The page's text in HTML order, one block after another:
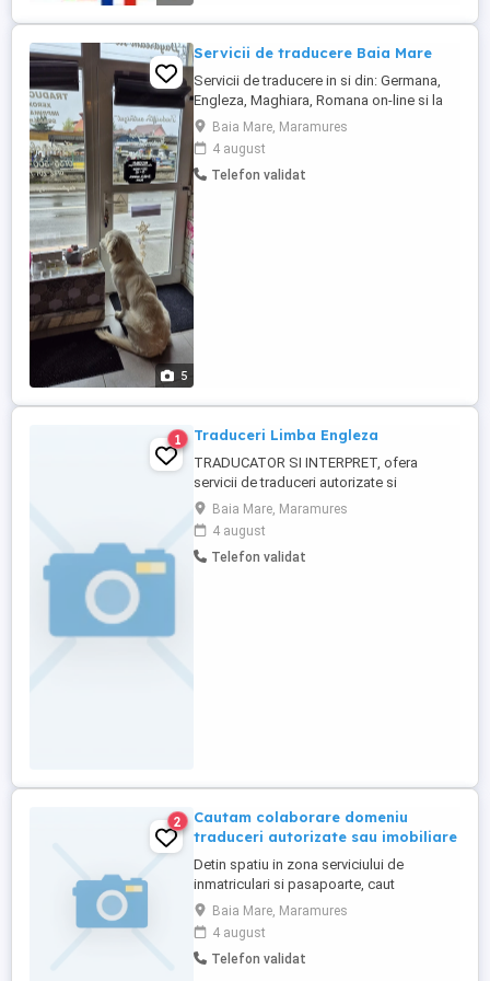
5
Servicii de traducere Baia Mare
Servicii de traducere in si din: Germana,
Engleza, Maghiara, Romana on-line si la
sediul din Baia Mare Servicii de traducere
in si din: Franceza, Spaniola, Italiana,
Olandeza, Ceha, Slovaca, Slovena, Rusa,
Sarba, Araba, Ebraica, doar la sediul
Baia Mare, Maramures
4 august
Telefon validat
1 Traduceri Limba Engleza
TRADUCATOR SI INTERPRET, ofera
servicii de traduceri autorizate si
interpretariat in/din LIMBA ENGLEZA din
urmatoarele domenii: administrativ, tehnic,
psihologie, relatii internationale,
sociologie, folclor, economie, comert,
Baia Mare, Maramures
4 august
Telefon validat
2
Cautam colaborare domeniu
traduceri autorizate sau imobiliare
Detin spatiu in zona serviciului de
inmatriculari si pasapoarte, caut
colaborare pe traduceri sau imobiliare
Baia Mare, Maramures
4 august
Telefon validat